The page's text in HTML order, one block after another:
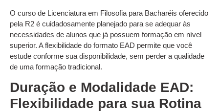
O curso de Licenciatura em Filosofia para Bacharéis oferecido
pela R2 é cuidadosamente planejado para se adequar às
necessidades de alunos que já possuem formação em nível
superior. A flexibilidade do formato EAD permite que você
estude conforme sua disponibilidade, sem perder a qualidade
de uma formação tradicional.
Duração e Modalidade EAD:
Flexibilidade para sua Rotina